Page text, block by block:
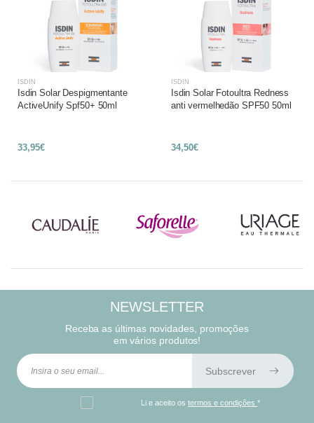
ISDIN
Isdin Solar Despigmentante
ActiveUnify Spf50+ 50ml
33,95€
ISDIN
Isdin Solar Fotoultra Redness
anti vermelhedão SPF50 50ml
34,50€
NEWSLETTER
Receba as últimas novidades, promoções
em vários produtos!
Subscrever
Li e aceito ostermos e condições*